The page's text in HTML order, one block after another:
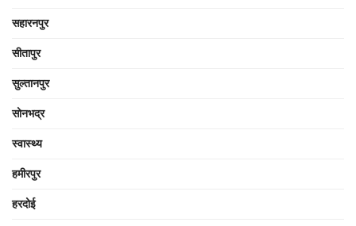
सहारनपुर
सीतापुर
सुल्तानपुर
सोनभद्र
स्वास्थ्य
हमीरपुर
हरदोई